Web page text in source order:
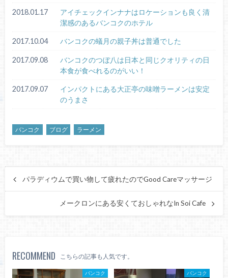
2018.01.17
アイチェックインナナはロケーションも良く清
潔感のあるバンコクのホテル
2017.10.04 バンコクの蟻月の親子丼は普通でした
2017.09.08
バンコクのつぼ八は日本と同じクオリティの日
本食が食べれるのがいい！
2017.09.07
インパクトにある大正亭の味噌ラーメンは安定
のうまさ
バンコク ブログ ラーメン
パラディウムで買い物して疲れたのでGood Careマッサージ
メークロンにある安くておしゃれなIn Soi Cafe
RECOMMEND こちらの記事も人気です。
バンコク バンコク